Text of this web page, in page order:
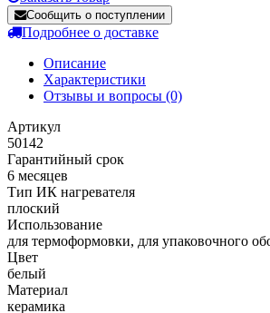
Сообщить о поступлении
Подробнее о доставке
Описание
Характеристики
Отзывы и вопросы (0)
Артикул
50142
Гарантийный срок
6 месяцев
Тип ИК нагревателя
плоский
Использование
для термоформовки, для упаковочного
Цвет
белый
Материал
керамика